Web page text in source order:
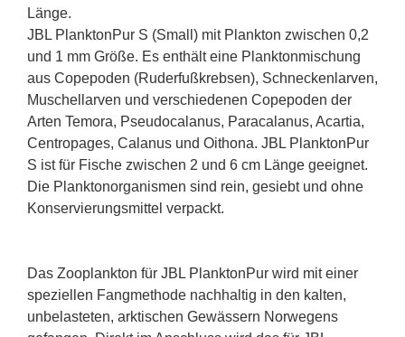
Länge.
JBL PlanktonPur S (Small) mit Plankton zwischen 0,2
und 1 mm Größe. Es enthält eine Planktonmischung
aus Copepoden (Ruderfußkrebsen), Schneckenlarven,
Muschellarven und verschiedenen Copepoden der
Arten Temora, Pseudocalanus, Paracalanus, Acartia,
Centropages, Calanus und Oithona. JBL PlanktonPur
S ist für Fische zwischen 2 und 6 cm Länge geeignet.
Die Planktonorganismen sind rein, gesiebt und ohne
Konservierungsmittel verpackt.
Das Zooplankton für JBL PlanktonPur wird mit einer
speziellen Fangmethode nachhaltig in den kalten,
unbelasteten, arktischen Gewässern Norwegens